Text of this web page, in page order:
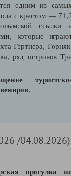
одним из
с крестом —
ссылки
, которые
Гертнера,
ряд островов
/04.08.2026)
прогулка